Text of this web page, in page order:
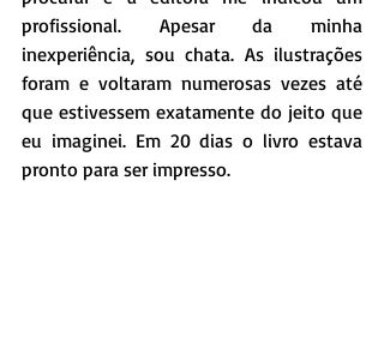
profissional. Apesar da minha
inexperiência, sou chata. As ilustrações
foram e voltaram numerosas vezes até
que estivessem exatamente do jeito que
eu imaginei. Em 20 dias o livro estava
pronto para ser impresso.